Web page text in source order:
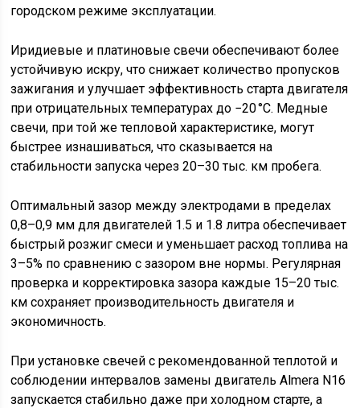
городском режиме эксплуатации.
Иридиевые и платиновые свечи обеспечивают более
устойчивую искру, что снижает количество пропусков
зажигания и улучшает эффективность старта двигателя
при отрицательных температурах до −20 °C. Медные
свечи, при той же тепловой характеристике, могут
быстрее изнашиваться, что сказывается на
стабильности запуска через 20–30 тыс. км пробега.
Оптимальный зазор между электродами в пределах
0,8–0,9 мм для двигателей 1.5 и 1.8 литра обеспечивает
быстрый розжиг смеси и уменьшает расход топлива на
3–5% по сравнению с зазором вне нормы. Регулярная
проверка и корректировка зазора каждые 15–20 тыс.
км сохраняет производительность двигателя и
экономичность.
При установке свечей с рекомендованной теплотой и
соблюдении интервалов замены двигатель Almera N16
запускается стабильно даже при холодном старте, а